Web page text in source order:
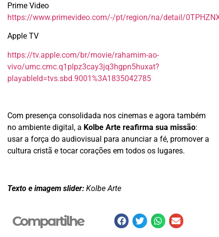
Prime Video
https://www.primevideo.com/-/pt/region/na/detail/
Apple TV
https://tv.apple.com/br/movie/rahamim-ao-
vivo/umc.cmc.q1plpz3cay3jq3hgpn5huxat?
playableId=tvs.sbd.9001%3A1835042785
Com presença consolidada nos cinemas e agora também
no ambiente digital, a Kolbe Arte reafirma sua missão:
usar a força do audiovisual para anunciar a fé, promover a
cultura cristã e tocar corações em todos os lugares.
Texto e imagem slider: Kolbe Arte
Compartilhe